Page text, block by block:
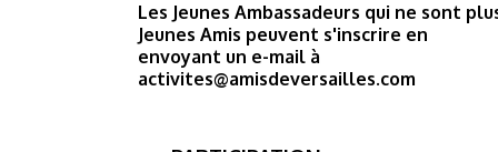
Les Jeunes Ambassadeurs qui ne sont
Jeunes Amis peuvent s'inscrire en
envoyant un e-mail à
activites@amisdeversailles.com